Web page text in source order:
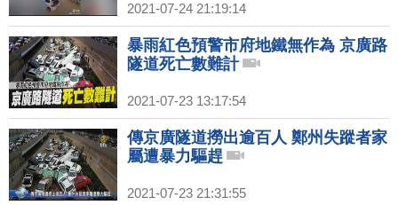
2021-07-24 21:19:14
暴雨紅色預警市府地鐵無作為 京廣路
隧道死亡數難計
2021-07-23 13:17:54
傳京廣隧道撈出逾百人 鄭州失蹤者家
屬遭暴力驅趕
2021-07-23 21:31:55